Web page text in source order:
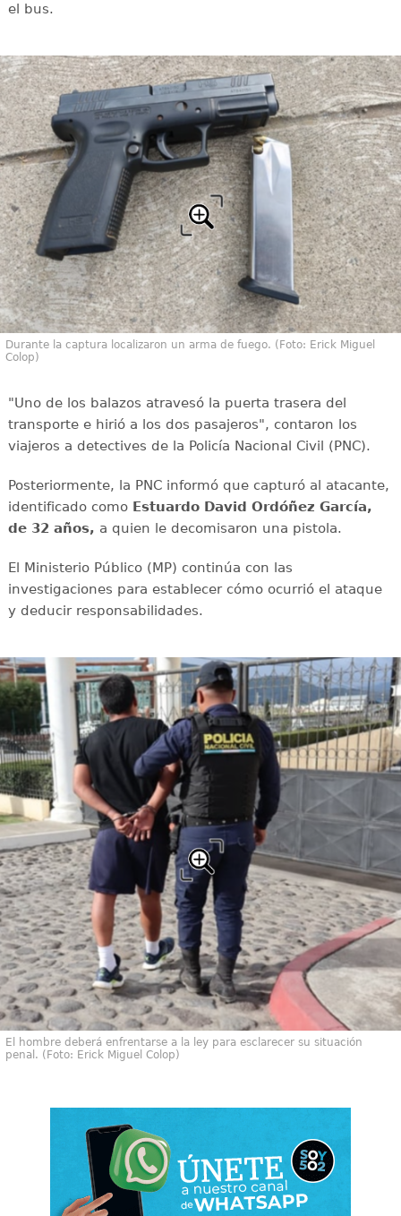
el bus.
Durante la captura localizaron un arma de fuego. (Foto: Erick Miguel
Colop)
"Uno de los balazos atravesó la puerta trasera del
transporte e hirió a los dos pasajeros", contaron los
viajeros a detectives de la Policía Nacional Civil (PNC).
Posteriormente, la PNC informó que capturó al atacante,
identificado como Estuardo David Ordóñez García,
de 32 años, a quien le decomisaron una pistola.
El Ministerio Público (MP) continúa con las
investigaciones para establecer cómo ocurrió el ataque
y deducir responsabilidades.
El hombre deberá enfrentarse a la ley para esclarecer su situación
penal. (Foto: Erick Miguel Colop)